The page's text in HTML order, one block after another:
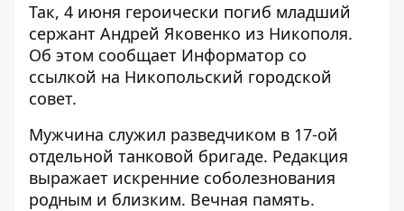
Так, 4 июня героически погиб младший
сержант Андрей Яковенко из Никополя.
Об этом сообщает Информатор со
ссылкой на Никопольский городской
совет.
Мужчина служил разведчиком в 17-ой
отдельной танковой бригаде. Редакция
выражает искренние соболезнования
родным и близким. Вечная память.